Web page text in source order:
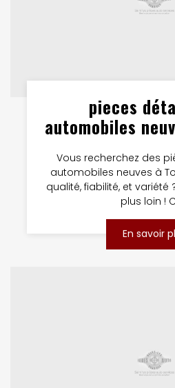
pieces
automobiles
Vous recherchez des
automobiles neuves à
qualité, fiabilité, et variété
plus loin !
En savoir